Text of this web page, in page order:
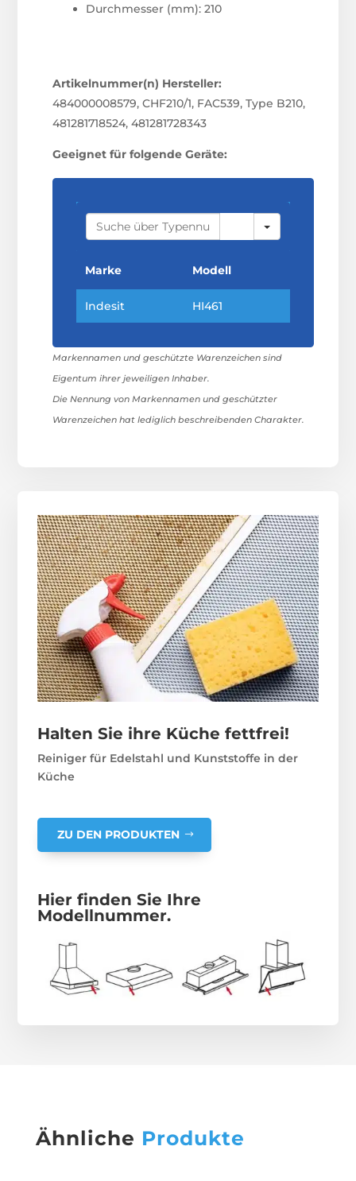
Durchmesser (mm): 210
Artikelnummer(n) Hersteller:
484000008579, CHF210/1, FAC539, Type B210,
481281718524, 481281728343
Geeignet für folgende Geräte:
S
A
C
H
Marke Modell
Indesit HI461
Markennamen und geschützte Warenzeichen sind
Eigentum ihrer jeweiligen Inhaber.
Die Nennung von Markennamen und geschützter
Warenzeichen hat lediglich beschreibenden Charakter.
Halten Sie ihre Küche fettfrei!
Reiniger für Edelstahl und Kunststoffe in der
Küche
ZU DEN PRODUKTEN
Hier finden Sie Ihre
Modellnummer.
Ähnliche Produkte